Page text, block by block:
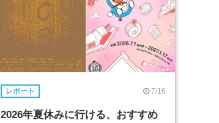
レポート 7/16
2026年夏休みに行ける、おすすめ